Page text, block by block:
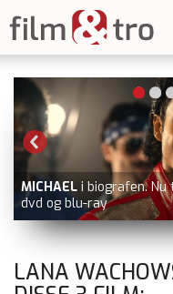
MICHAEL i biografen. Nu
dvd og blu-ray
LANA